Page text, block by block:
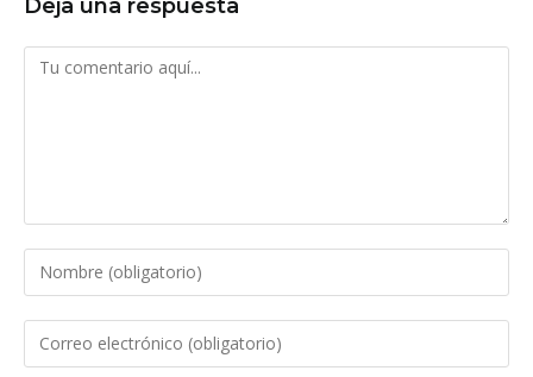
Deja una respuesta
Comentario
Introduce
tu
nombre
Introduce
tu